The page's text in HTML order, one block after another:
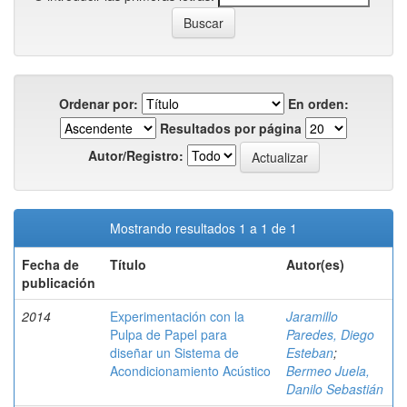
Ordenar por:
En orden:
Resultados por página
Autor/Registro:
Mostrando resultados 1 a 1 de 1
Fecha de
publicación
Título Autor(es)
2014
Experimentación con la
Pulpa de Papel para
diseñar un Sistema de
Acondicionamiento Acústico
Jaramillo
Paredes, Diego
Esteban;
Bermeo Juela,
Danilo Sebastián